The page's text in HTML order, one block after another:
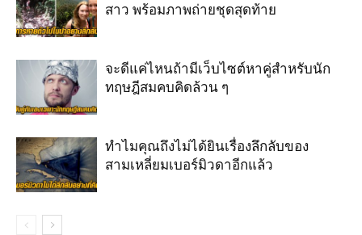
สาว พร้อมภาพถ่ายชุดสุดท้าย
จะดีแค่ไหนถ้ามีเว็บไซต์หาคู่สำหรับนัก
ทฤษฎีสมคบคิดล้วน ๆ
ทำไมคุณถึงไม่ได้ยินเรื่องลึกลับของ
สามเหลี่ยมเบอร์มิวดาอีกแล้ว